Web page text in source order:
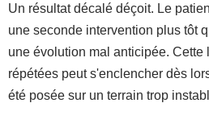
Un résultat décalé déçoit. Le
une seconde intervention plus tôt
une évolution mal anticipée. Cette
répétées peut s'enclencher dès
été posée sur un terrain trop